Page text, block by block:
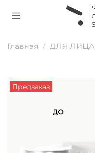
Главная ДЛЯ ЛИЦА
Предзаказ